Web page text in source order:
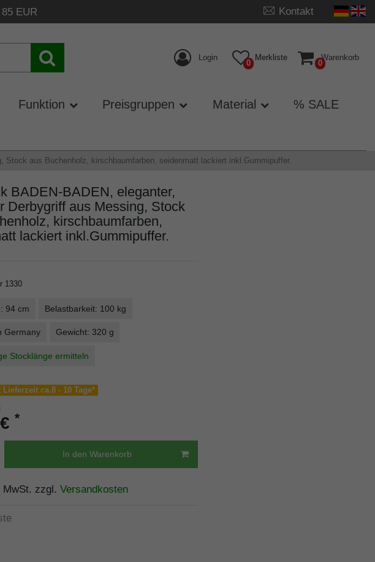
EUR Kontakt
Login
0
Merkliste
0
Warenkorb
Funktion Preisgruppen Material % SALE
aus Buchenholz, kirschbaumfarben, seidenmatt lackiert inkl.Gummipuffer.
BADEN-BADEN, eleganter,
Derbygriff aus Messing, Stock
kirschbaumfarben,
lackiert inkl.Gummipuffer.
1330
94 cm Belastbarkeit: 100 kg
Germany Gewicht: 320 g
Stocklänge ermitteln
Lieferzeit ca.8 - 10 Tage*
*
In den Warenkorb
zzgl. Versandkosten